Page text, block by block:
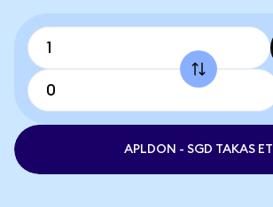
APLDON - SGD TAKAS ET